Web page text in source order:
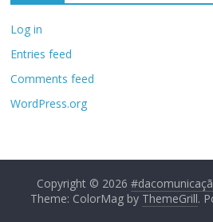
Log in
Entries feed
Comments feed
WordPress.org
Copyright © 2026
Theme: ColorMag by ThemeGrill.